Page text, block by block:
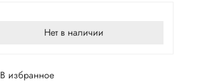
Нет в наличии
В избранное